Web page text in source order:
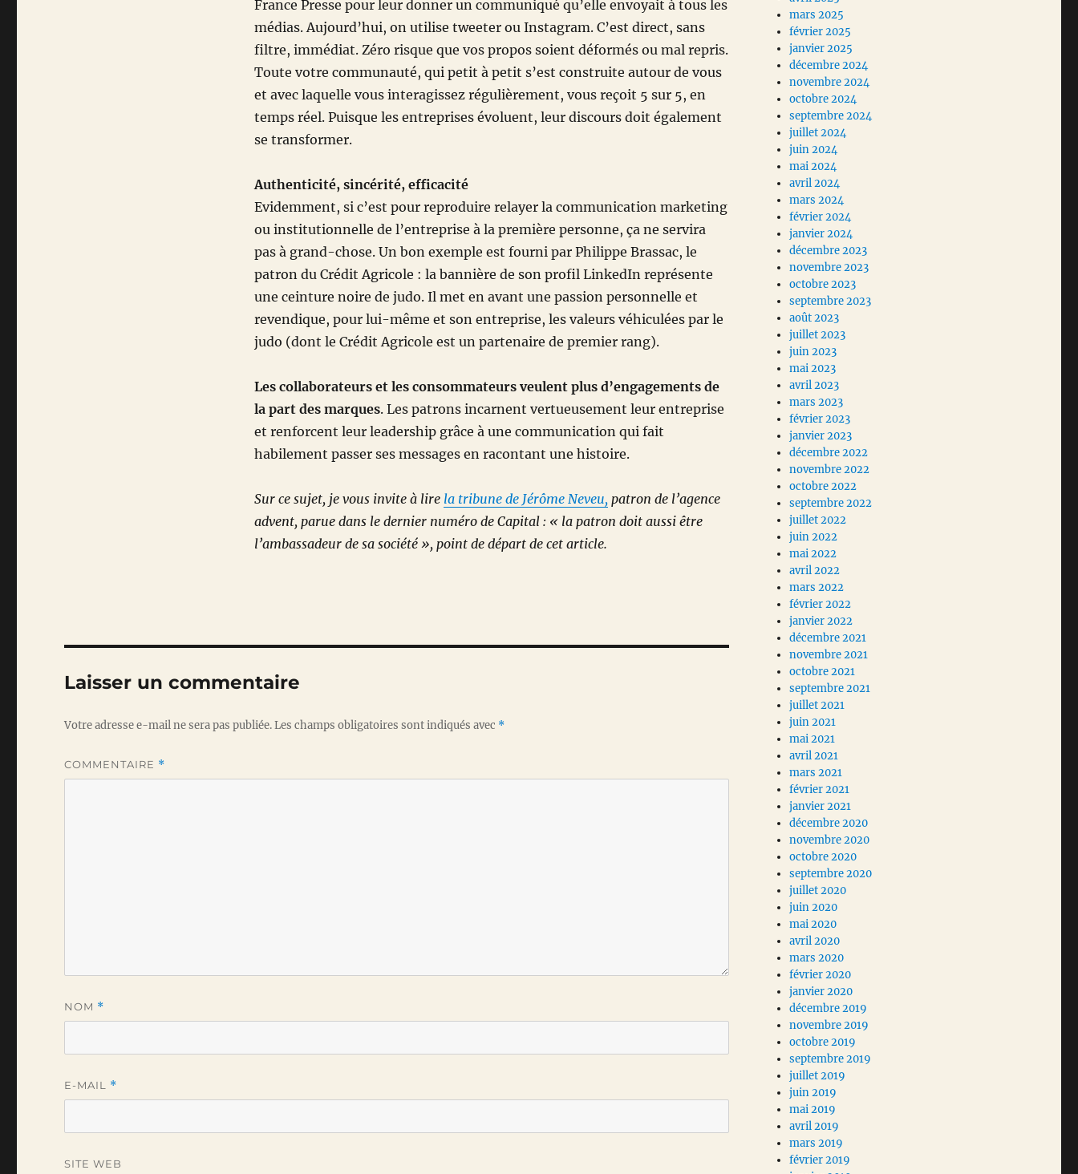
France Presse pour leur donner un communiqué qu’elle envoyait à tous les
médias. Aujourd’hui, on utilise tweeter ou Instagram. C’est direct, sans
filtre, immédiat. Zéro risque que vos propos soient déformés ou mal repris.
Toute votre communauté, qui petit à petit s’est construite autour de vous
et avec laquelle vous interagissez régulièrement, vous reçoit 5 sur 5, en
temps réel. Puisque les entreprises évoluent, leur discours doit également
se transformer.
Authenticité, sincérité, efficacité
Evidemment, si c’est pour reproduire relayer la communication marketing
ou institutionnelle de l’entreprise à la première personne, ça ne servira
pas à grand-chose. Un bon exemple est fourni par Philippe Brassac, le
patron du Crédit Agricole : la bannière de son profil LinkedIn représente
une ceinture noire de judo. Il met en avant une passion personnelle et
revendique, pour lui-même et son entreprise, les valeurs véhiculées par le
judo (dont le Crédit Agricole est un partenaire de premier rang).
Les collaborateurs et les consommateurs veulent plus d’engagements de
la part des marques. Les patrons incarnent vertueusement leur entreprise
et renforcent leur leadership grâce à une communication qui fait
habilement passer ses messages en racontant une histoire.
Sur ce sujet, je vous invite à lire la tribune de Jérôme Neveu,patron de l’agence
advent, parue dans le dernier numéro de Capital : « la patron doit aussi être
l’ambassadeur de sa société », point de départ de cet article.
Laisser un commentaire
Votre adresse e-mail ne sera pas publiée.Les champs obligatoires sont indiqués avec *
COMMENTAIRE *
NOM *
E-MAIL *
SITE WEB
mars 2025
février 2025
janvier 2025
décembre 2024
novembre 2024
octobre 2024
septembre 2024
juillet 2024
juin 2024
mai 2024
avril 2024
mars 2024
février 2024
janvier 2024
décembre 2023
novembre 2023
octobre 2023
septembre 2023
août 2023
juillet 2023
juin 2023
mai 2023
avril 2023
mars 2023
février 2023
janvier 2023
décembre 2022
novembre 2022
octobre 2022
septembre 2022
juillet 2022
juin 2022
mai 2022
avril 2022
mars 2022
février 2022
janvier 2022
décembre 2021
novembre 2021
octobre 2021
septembre 2021
juillet 2021
juin 2021
mai 2021
avril 2021
mars 2021
février 2021
janvier 2021
décembre 2020
novembre 2020
octobre 2020
septembre 2020
juillet 2020
juin 2020
mai 2020
avril 2020
mars 2020
février 2020
janvier 2020
décembre 2019
novembre 2019
octobre 2019
septembre 2019
juillet 2019
juin 2019
mai 2019
avril 2019
mars 2019
février 2019